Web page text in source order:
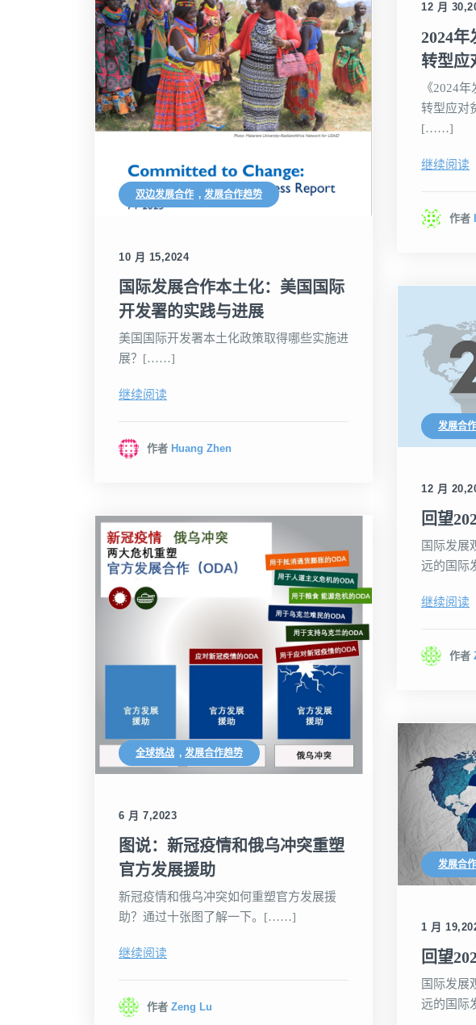
双边发展合作 , 发展合作趋势
10 月 15,2024
国际发展合作本土化：美国国际
开发署的实践与进展
美国国际开发署本土化政策取得哪些实施进
展？[……]
继续阅读
作者 Huang Zhen
全球挑战 , 发展合作趋势
6 月 7,2023
图说：新冠疫情和俄乌冲突重塑
官方发展援助
新冠疫情和俄乌冲突如何重塑官方发展援
助？通过十张图了解一下。[……]
继续阅读
作者 Zeng Lu
12 月
2024
转型应
《2024
转型应对
[……]
继续阅读
作者
发展合
12 月
回望
国际发展
远的国
继续阅读
作者
发展合
1 月
回望
国际发展
远的国